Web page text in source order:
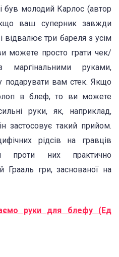
був молодий Карлос (автор
ваш суперник завжди
відвалює три бареля з усім
можете просто грати чек/
руками,
вам стек. Якщо
в блеф, то ви можете
руки, як, наприклад,
застосовує такий прийом.
рідсів на гравців
проти них практично
гри, заснованої на
руки для блефу (Ед